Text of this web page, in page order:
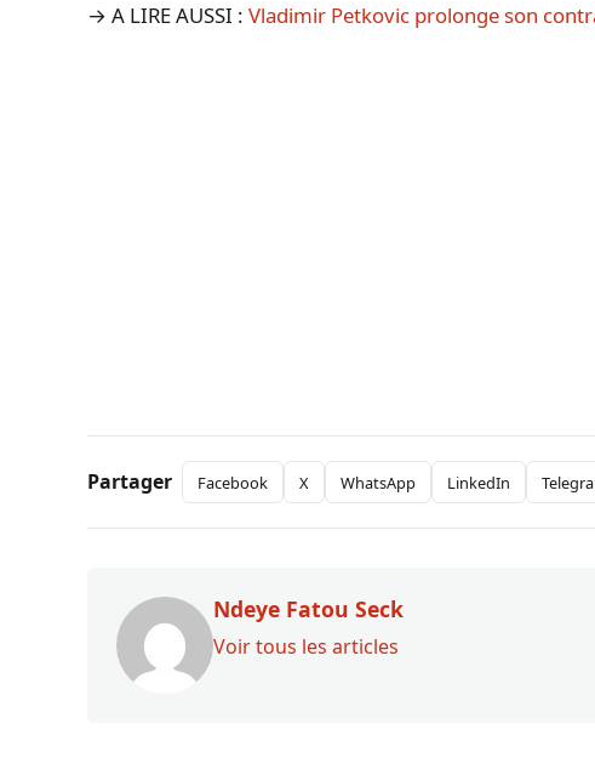
→ A LIRE AUSSI : Vladimir Petkovic prolonge son
Partager Facebook X WhatsApp LinkedIn
Ndeye Fatou Seck
Voir tous les articles